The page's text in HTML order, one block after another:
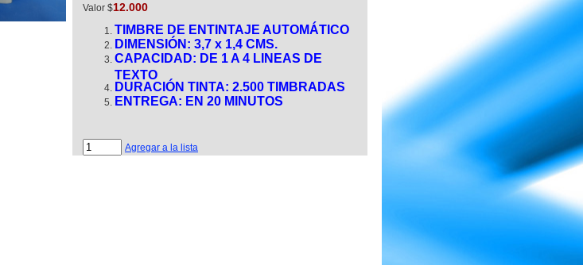
Valor $12.000
TIMBRE DE ENTINTAJE AUTOMÁTICO
DIMENSIÓN: 3,7 x 1,4 CMS.
CAPACIDAD: DE 1 A 4 LINEAS DE
TEXTO
DURACIÓN TINTA: 2.500 TIMBRADAS
ENTREGA: E N 20 MINUTOS
Agregar a la lista